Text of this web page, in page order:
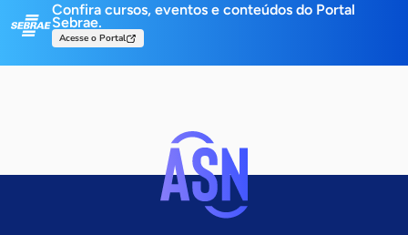
Confira cursos, eventos e conteúdos do Portal
Sebrae.
Acesse o Portal